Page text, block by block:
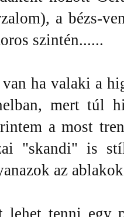
a bézs-
szintén......
ha valaki a
mert túl
a most
"skandi" is
az
lehet tenni egy